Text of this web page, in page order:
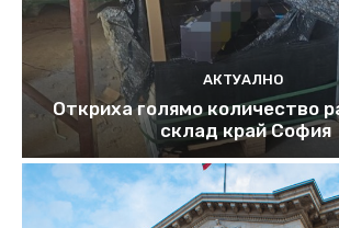
АКТУАЛНО
Откриха голямо количество
склад край София